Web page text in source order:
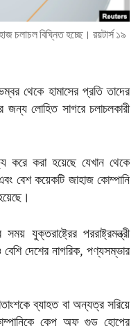
চলাচল বিঘ্নিত হচ্ছে। রয়টার্স ১৯
থেকে হামাসের প্রতি তাদের
জন্য লোহিত সাগরে চলাচলকারী
করা হয়েছে যেখান থেকে
বেশ কয়েকটি জাহাজ কোম্পানি
যুক্তরাষ্ট্রের পররাষ্ট্রমন্ত্রী
দেশের নাগরিক, পণ্যসম্ভার
ব্যাহত বা অন্যত্র সরিয়ে
কেপ অফ গুড হোপের